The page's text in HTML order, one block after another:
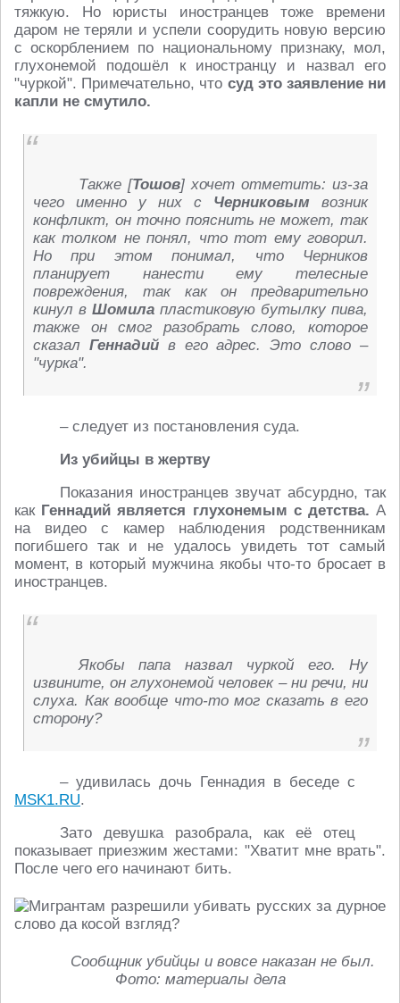
тяжкую. Но юристы иностранцев тоже времени
даром не теряли и успели соорудить новую версию
с оскорблением по национальному признаку, мол,
глухонемой подошёл к иностранцу и назвал его
"чуркой". Примечательно, что суд это заявление ни
капли не смутило.
Также [Тошов] хочет отметить: из-за
чего именно у них с Черниковым возник
конфликт, он точно пояснить не может, так
как толком не понял, что тот ему говорил.
Но при этом понимал, что Черников
планирует нанести ему телесные
повреждения, так как он предварительно
кинул в Шомила пластиковую бутылку пива,
также он смог разобрать слово, которое
сказал Геннадий в его адрес. Это слово –
"чурка".
– следует из постановления суда.
Из убийцы в жертву
Показания иностранцев звучат абсурдно, так
как Геннадий является глухонемым с детства. А
на видео с камер наблюдения родственникам
погибшего так и не удалось увидеть тот самый
момент, в который мужчина якобы что-то бросает в
иностранцев.
Якобы папа назвал чуркой его. Ну
извините, он глухонемой человек – ни речи, ни
слуха. Как вообще что-то мог сказать в его
сторону?
– удивилась дочь Геннадия в беседе с
MSK1.RU.
Зато девушка разобрала, как её отец
показывает приезжим жестами: "Хватит мне врать".
После чего его начинают бить.
Сообщник убийцы и вовсе наказан не был.
Фото: материалы дела